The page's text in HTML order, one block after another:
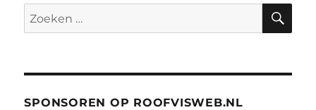
Zoeken
naar:
SPONSOREN OP ROOFVISWEB.NL